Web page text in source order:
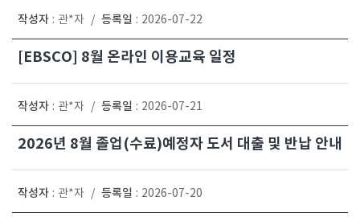
작성자 : 관*자 / 등록일 : 2026-07-22
[EBSCO] 8월 온라인 이용교육 일정
작성자 : 관*자 / 등록일 : 2026-07-21
2026년 8월 졸업(수료)예정자 도서 대출 및 반납 안내
작성자 : 관*자 / 등록일 : 2026-07-20